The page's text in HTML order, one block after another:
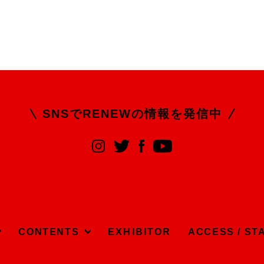
SNSでRENEWの情報を発信中
CONTENTS EXHIBITOR ACCESS /